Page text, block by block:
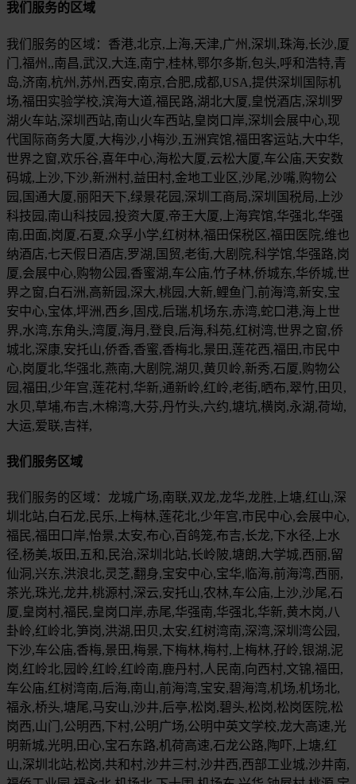
我们服务的区域
我们服务的区域：香港,北京,上海,天津,广州,深圳,珠海,长沙,厦
门,福州,,南昌,武汉,大连,南宁,桂林,鄂尔多斯,包头,呼和浩特,青
岛,济南,杭州,苏州,西安,南京,合肥,成都,USA,提供深圳国际机
场,福田实验学校,滨海大道,福民路,湖北大厦,皇悦酒店,深圳罗
湖火车站,深圳西站,南山火车西站,皇岗口岸,深圳会展中心,现
代国际商务大厦,大梅沙,小梅沙,五洲宾馆,福田客运站,大中华,
世界之窗,欢乐谷,喜年中心,海松大厦,云松大厦,车公庙,天安数
码城,上沙,下沙,新洲村,益田村,金地工业区,沙尾,沙嘴,购物公
园,国通大厦,丽阳天下,绿景花园,深圳工商局,深圳国税局,上沙
科技园,南山科技园,投资大厦,帝王大厦,上海宾馆,华强北,华强
南,田面,岗厦,石夏,众孚小学,红树林,福田保税区,福田医院,维也
纳酒店,七天假日酒店,罗湖,国贸,老街,大剧院,科学馆,华强路,岗
厦,会展中心,购物公园,香蜜湖,车公庙,竹子林,侨城东,华侨城,世
界之窗,白石洲,高新园,深大,桃园,大新,鲤鱼门,前海湾,新安,宝
安中心,宝体,坪洲,西乡,固戍,后瑞,机场东,赤湾,蛇口港,海上世
界,水湾,东角头,湾厦,海月,登良,后海,科苑,红树湾,世界之窗,侨
城北,深康,安托山,侨香,香蜜,香梅北,景田,莲花西,福田,市民中
心,岗厦北,华强北,燕南,大剧院,湖贝,黄贝岭,新秀,石厦,购物公
园,福田,少年宫,莲花村,华新,通新岭,红岭,老街,晒布,翠竹,田贝,
水贝,草埔,布吉,木棉湾,大芬,丹竹头,六约,塘坑,横岗,永湖,荷坳,
大运,爱联,吉祥,
我们服务区域
我们服务的区域：龙城广场,南联,双龙,龙华,龙胜,上塘,红山,深
圳北站,白石龙,民乐,上梅林,莲花北,少年宫,市民中心,会展中心,
福民,福田口岸,怡景,太安,布心,百鸽笼,布吉,长龙,下水径,上水
径,杨美,坂田,五和,民治,深圳北站,长岭陂,塘朗,大学城,西丽,留
仙洞,兴东,洪浪北,灵芝,翻身,宝安中心,宝华,临海,前海湾,西丽,
茶光,珠光,龙井,桃源村,深云,安托山,农林,车公庙,上沙,沙尾,石
厦,皇岗村,福民,皇岗口岸,赤尾,华强南,华强北,华新,黄木岗,八
卦岭,红岭北,笋岗,洪湖,田贝,太安,红树湾南,深湾,深圳湾公园,
下沙,车公庙,香梅,景田,梅景,下梅林,梅村,上梅林,孖岭,银湖,泥
岗,红岭北,园岭,红岭,红岭南,鹿丹村,人民南,向西村,文锦,福田,
车公庙,红树湾南,后海,南山,前海湾,宝安,碧海湾,机场,机场北,
福永,桥头,塘尾,马安山,沙井,后亭,松岗,碧头,松岗,松岗医院,松
岗西,山门,公明西,下村,公明广场,公明中英文学校,龙大高速,光
明新城,光明,田心,宝石东路,机荷高速,石龙公路,陶吓,上塘,红
山,深圳北站,松岗,共和村,沙井三村,沙井西,西部工业城,沙井南,